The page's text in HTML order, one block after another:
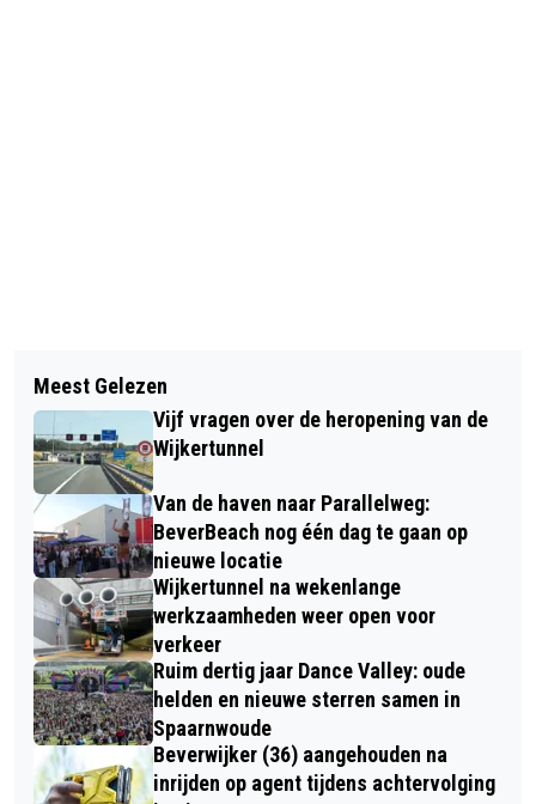
RONDE TAFEL GESPREK OVER DE
TOEKOMST VAN BEDRIJVENTERREIN
BEVERWIJK
KOOKSGASFABRIEKEN TATA STEEL
BLIJVEN ONDER VERSCHERPT
TOEZICHT
Meest Gelezen
Vijf vragen over de heropening van de
Wijkertunnel
Van de haven naar Parallelweg:
BeverBeach nog één dag te gaan op
nieuwe locatie
Wijkertunnel na wekenlange
werkzaamheden weer open voor
verkeer
Ruim dertig jaar Dance Valley: oude
helden en nieuwe sterren samen in
Spaarnwoude
Beverwijker (36) aangehouden na
inrijden op agent tijdens achtervolging